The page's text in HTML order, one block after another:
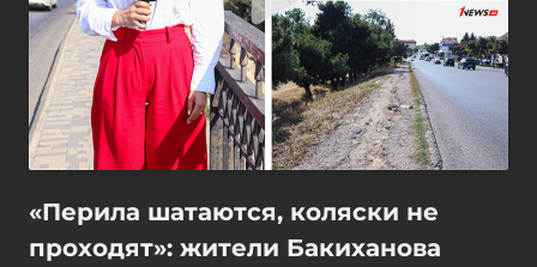
«Перила шатаются, коляски не
проходят»: жители Бакиханова